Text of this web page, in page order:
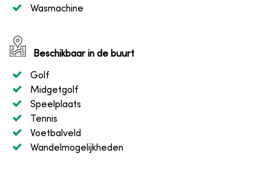
Wasmachine
Beschikbaar in de buurt
Golf
Midgetgolf
Speelplaats
Tennis
Voetbalveld
Wandelmogelijkheden